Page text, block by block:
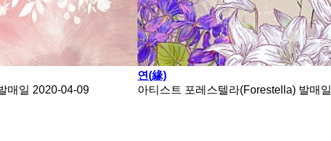
매일 2020-04-09
연(緣)
아티스트 포레스텔라(Forestella) 발매일